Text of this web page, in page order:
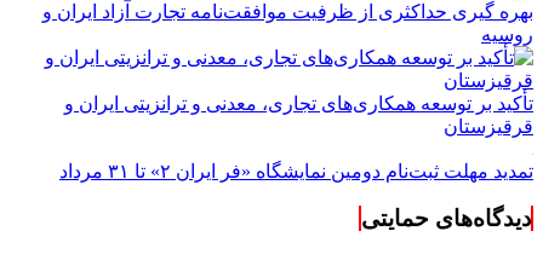
بهره گیری حداکثری از ظرفیت موافقت‌نامه تجارت آزاد ایران و
روسیه
تأکید بر توسعه همکاری‌های تجاری، معدنی و ترانزیتی ایران و
قرقیزستان
تمدید مهلت ثبت‌نام دومین نمایشگاه «فر ایران ۲» تا ۳۱ مرداد
دیدگاه‌های حمایتی